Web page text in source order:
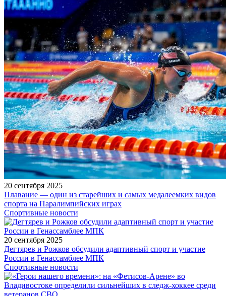
20 сентября 2025
Плавание — один из старейших и самых медалеемких видов
спорта на Паралимпийских играх
Спортивные новости
20 сентября 2025
Дегтярев и Рожков обсудили адаптивный спорт и участие
России в Генассамблее МПК
Спортивные новости